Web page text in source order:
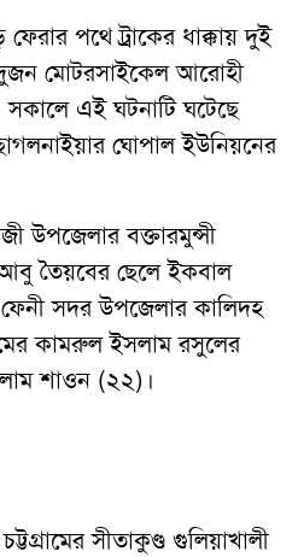
ফেরার পথে ট্রাকের ধাক্কায় দুই
দুজন মোটরসাইকেল আরোহী
এই ঘটনাটি ঘটেছে
ঘোপাল ইউনিয়নের
উপজেলার বক্তারমুন্সী
তৈয়বের ছেলে ইকবাল
সদর উপজেলার কালিদহ
কামরুল ইসলাম রসুলের
শাওন (২২)।
সীতাকুণ্ড গুলিয়াখালী